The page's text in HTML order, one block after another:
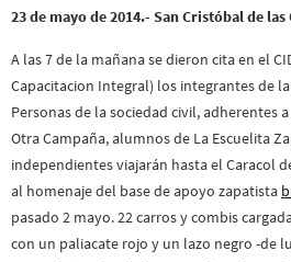
23 de mayo de 2014.- San Cristóbal de las
A las 7 de la mañana se dieron cita en el
Capacitacion Integral) los integrantes de
Personas de la sociedad civil, adherentes
Otra Campaña, alumnos de La Escuelita
independientes viajarán hasta el Caracol
al homenaje del base de apoyo zapatista
pasado 2 mayo. 22 carros y combis
con un paliacate rojo y un lazo negro -de